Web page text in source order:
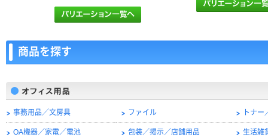
商品を探す
事務用品／文房具 ファイル トナ
OA機器／家電／電池 包装／掲示／店舗用品 生活雑